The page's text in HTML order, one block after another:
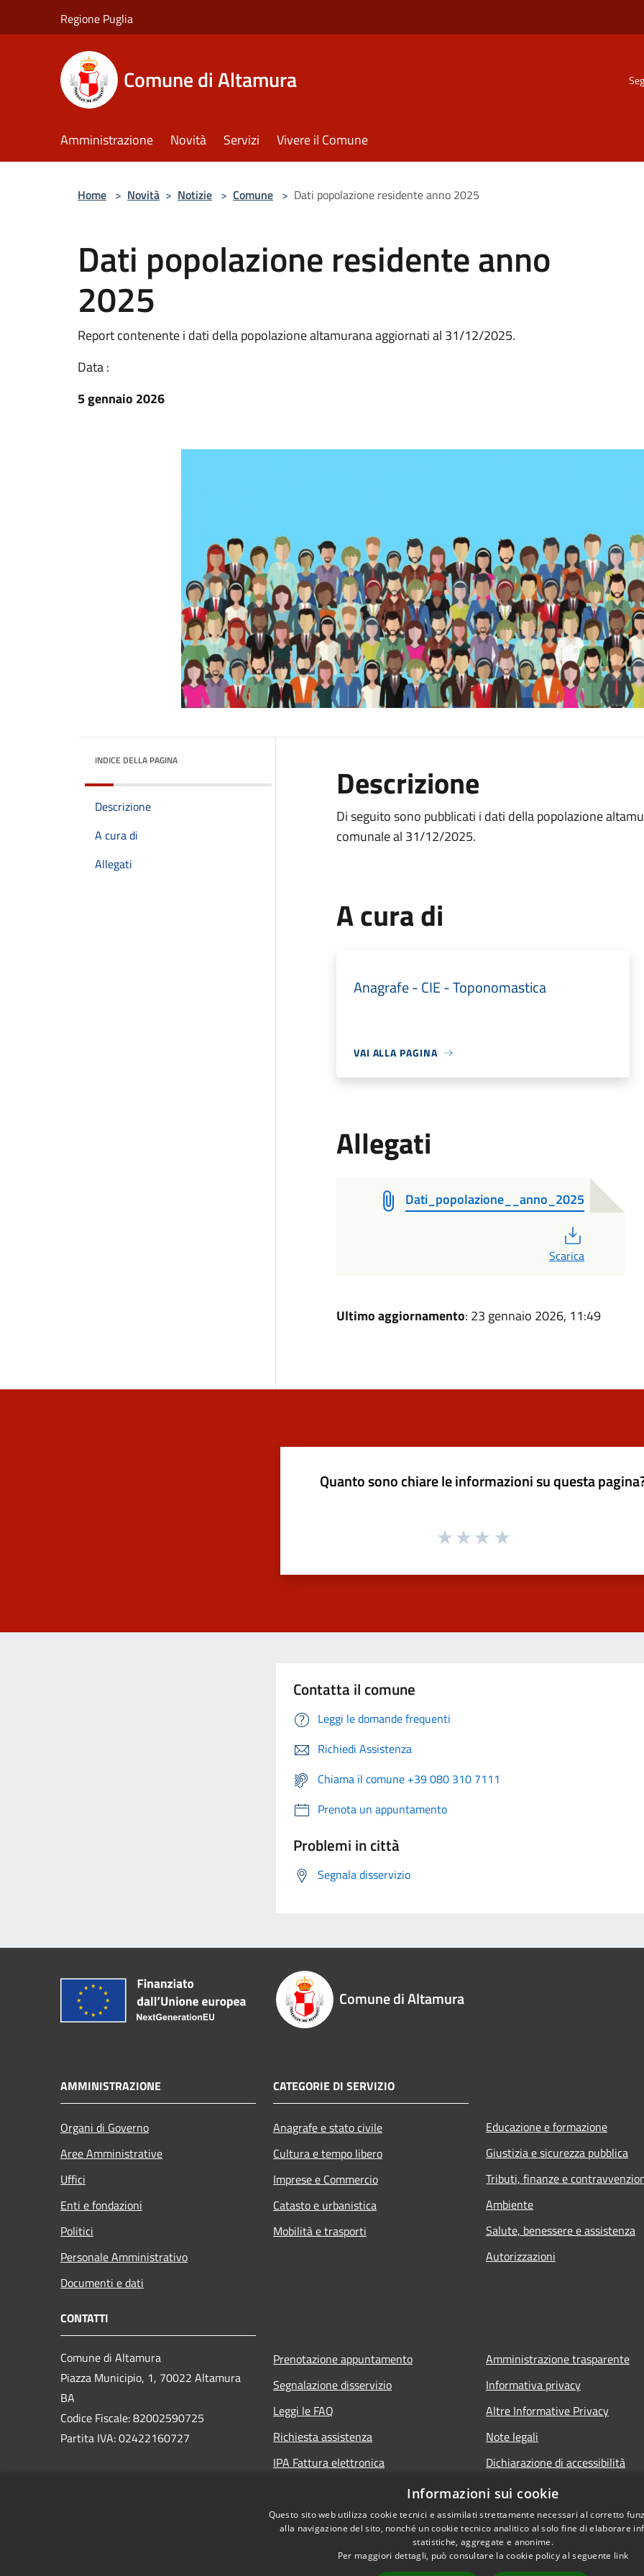
Regione Puglia
Comune di Altamura
Amministrazione Novità Servizi Vivere il Comune
Home > Novità > Notizie > Comune > Dati popolazione residente anno 2025
Dati popolazione residente anno
2025
Report contenente i dati della popolazione altamurana aggiornati al 31/12/2025.
Data :
5 gennaio 2026
INDICE DELLA PAGINA
Descrizione
A cura di
Allegati
Descrizione
Di seguito sono pubblicati i dati della popolazione
comunale al 31/12/2025.
A cura di
Anagrafe - CIE - Toponomastica
VAI ALLA PAGINA
Allegati
Dati_popolazione__anno_2025
Scarica
Ultimo aggiornamento: 23 gennaio 2026, 11:49
Quanto sono chiare le informazioni su questa
Contatta il comune
Leggi le domande frequenti
Richiedi Assistenza
Chiama il comune +39 080 310 7111
Prenota un appuntamento
Problemi in città
Segnala disservizio
Comune di Altamura
AMMINISTRAZIONE
Organi di Governo
Aree Amministrative
Uffici
Enti e fondazioni
Politici
Personale Amministrativo
Documenti e dati
CATEGORIE DI SERVIZIO
Anagrafe e stato civile
Cultura e tempo libero
Imprese e Commercio
Catasto e urbanistica
Mobilità e trasporti
Educazione e formazione
Giustizia e sicurezza pubblica
Tributi, finanze e
Ambiente
Salute, benessere e assistenza
Autorizzazioni
CONTATTI
Comune di Altamura
Piazza Municipio, 1, 70022 Altamura
BA
Codice Fiscale: 82002590725
Partita IVA: 02422160727
protocollo.generale@pec.comune.altamura.ba.it
Prenotazione appuntamento
Segnalazione disservizio
Leggi le FAQ
Richiesta assistenza
IPA Fattura elettronica
Amministrazione trasparente
Informativa privacy
Altre Informative Privacy
Note legali
Dichiarazione di accessibilità
Informazioni sui cookie
Questo sito web utilizza cookie tecnici e assimilati strettamente necessari al corretto
alla navigazione del sito, nonché un cookie tecnico analitico al solo fine di elaborare
statistiche, aggregate e anonime.
Per maggiori dettagli, può consultare la cookie policy al seguente link